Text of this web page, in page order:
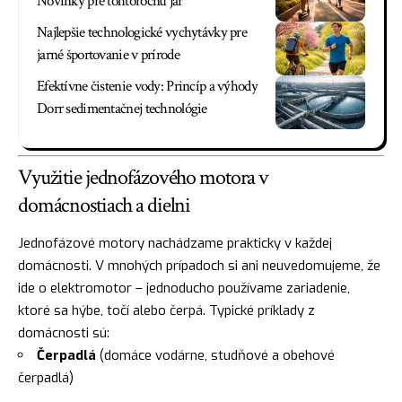
Najlepšie technologické vychytávky pre
jarné športovanie v prírode
Efektívne čistenie vody: Princíp a výhody
Dorr sedimentačnej technológie
Využitie jednofázového motora v
domácnostiach a dielni
Jednofázové motory nachádzame prakticky v každej
domácnosti. V mnohých prípadoch si ani neuvedomujeme, že
ide o elektromotor – jednoducho používame zariadenie,
ktoré sa hýbe, točí alebo čerpá. Typické príklady z
domácnosti sú:
Čerpadlá (domáce vodárne, studňové a obehové
čerpadlá)